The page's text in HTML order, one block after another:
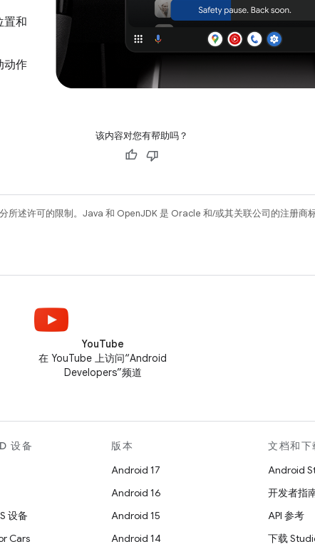
置和
动作
该内容对您有帮助吗？
所述许可的限制。Java 和 OpenJDK 是 Oracle 和/或其关联公司的注册商标
YouTube
在 YouTube 上访问“Android
Developers”频道
设备
设备
Cars
版本
Android 17
Android 16
Android 15
Android 14
文档和下
Android
开发者指
API 参考
下载